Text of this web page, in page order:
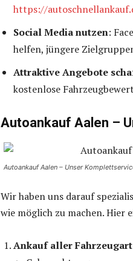
https://
Social Media nutzen:
helfen, jüngere
Attraktive Angebote
kostenlose
Autoankauf Aalen –
Autoankauf Aalen – Unser
Wir haben uns darauf
wie möglich zu machen. Hier
Ankauf aller